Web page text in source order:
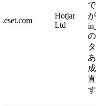
.eset.com
Hotjar
Ltd